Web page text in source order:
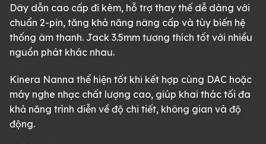
Dây dẫn cao cấp đi kèm, hỗ trợ thay thế dễ dàng với
chuẩn 2-pin, tăng khả năng nâng cấp và tùy biến hệ
thống âm thanh. Jack 3.5mm tương thích tốt với nhiều
nguồn phát khác nhau.
Kinera Nanna thể hiện tốt khi kết hợp cùng DAC hoặc
máy nghe nhạc chất lượng cao, giúp khai thác tối đa
khả năng trình diễn về độ chi tiết, không gian và độ
động.